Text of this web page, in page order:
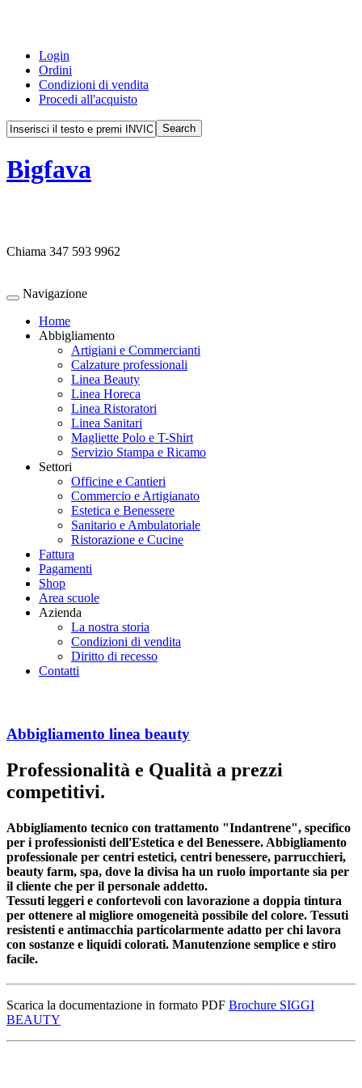
Login
Ordini
Condizioni di vendita
Procedi all'acquisto
Bigfava
Chiama 347 593 9962
Navigazione
Home
Abbigliamento
Artigiani e Commercianti
Calzature professionali
Linea Beauty
Linea Horeca
Linea Ristoratori
Linea Sanitari
Magliette Polo e T-Shirt
Servizio Stampa e Ricamo
Settori
Officine e Cantieri
Commercio e Artigianato
Estetica e Benessere
Sanitario e Ambulatoriale
Ristorazione e Cucine
Fattura
Pagamenti
Shop
Area scuole
Azienda
La nostra storia
Condizioni di vendita
Diritto di recesso
Contatti
Abbigliamento linea beauty
Professionalità e Qualità a prezzi
competitivi.
Abbigliamento tecnico con trattamento "Indantrene", specifico
per i professionisti dell'Estetica e del Benessere. Abbigliamento
professionale per centri estetici, centri benessere, parrucchieri,
beauty farm, spa, dove la divisa ha un ruolo importante sia per
il cliente che per il personale addetto.
Tessuti leggeri e confortevoli con lavorazione a doppia tintura
per ottenere al migliore omogeneità possibile del colore. Tessuti
resistenti e antimacchia particolarmente adatto per chi lavora
con sostanze e liquidi colorati. Manutenzione semplice e stiro
facile.
Scarica la documentazione in formato PDF Brochure SIGGI
BEAUTY